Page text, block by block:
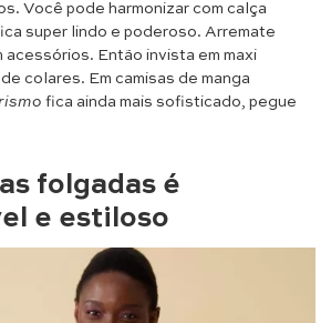
Você pode harmonizar com calça
super lindo e poderoso. Arremate
acessórios. Então invista em maxi
colares. Em camisas de manga
fica ainda mais sofisticado, pegue
folgadas é
e estiloso